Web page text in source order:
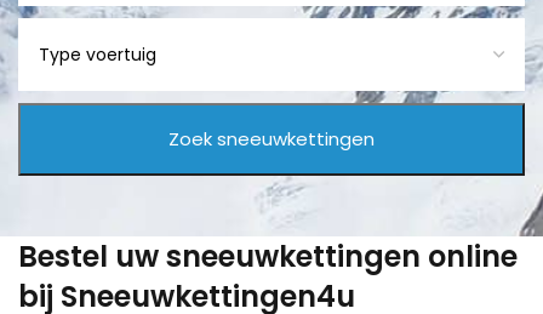
Bestel uw sneeuwkettingen online
bij Sneeuwkettingen4u